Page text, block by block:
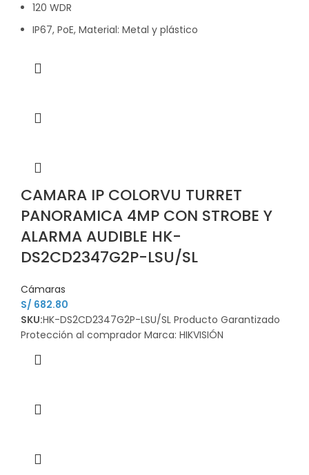
120 WDR
IP67, PoE, Material: Metal y plástico
CAMARA IP COLORVU TURRET
PANORAMICA 4MP CON STROBE Y
ALARMA AUDIBLE HK-
DS2CD2347G2P-LSU/SL
Cámaras
S/ 682.80
SKU:HK-DS2CD2347G2P-LSU/SL Producto Garantizado
Protección al comprador Marca: HIKVISIÓN